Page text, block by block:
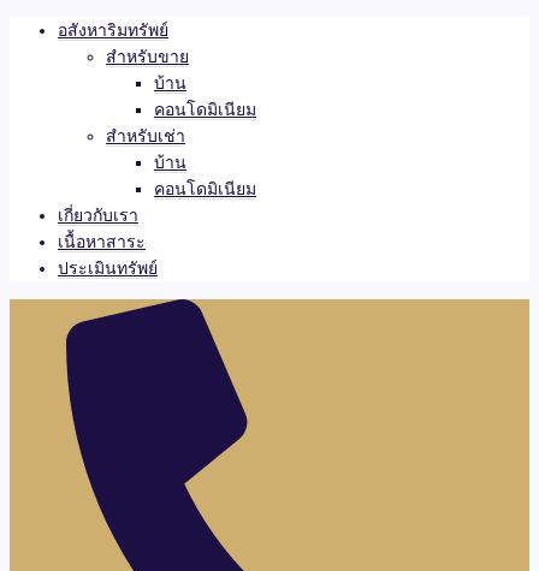
อสังหาริมทรัพย์
สำหรับขาย
บ้าน
คอนโดมิเนียม
สำหรับเช่า
บ้าน
คอนโดมิเนียม
เกี่ยวกับเรา
เนื้อหาสาระ
ประเมินทรัพย์